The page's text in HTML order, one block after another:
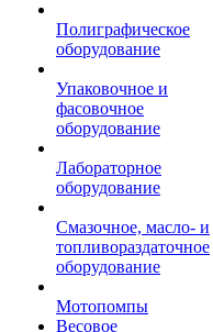
Полиграфическое
оборудование
Упаковочное и
фасовочное
оборудование
Лабораторное
оборудование
Смазочное, масло- и
топливораздаточное
оборудование
Мотопомпы
Весовое